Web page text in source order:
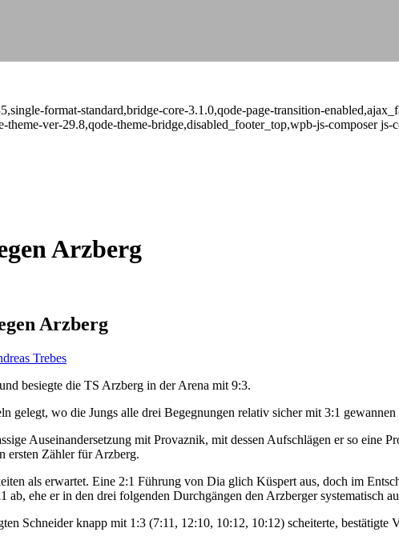
format-standard,bridge-core-3.1.0,qode-page-transition-
theme-ver-29.8,qode-theme-bridge,disabled_footer_top,wpb-js-composer js-
Arzberg
Arzberg
Trebes
besiegte die TS Arzberg in der Arena mit 9:3.
gelegt, wo die Jungs alle drei Begegnungen relativ sicher mit 3:1
Auseinandersetzung mit Provaznik, mit dessen Aufschlägen er so eine
ersten Zähler für Arzberg.
als erwartet. Eine 2:1 Führung von Dia glich Küspert aus, doch im
ab, ehe er in den drei folgenden Durchgängen den Arzberger systematisch
Schneider knapp mit 1:3 (7:11, 12:10, 10:12, 10:12) scheiterte,